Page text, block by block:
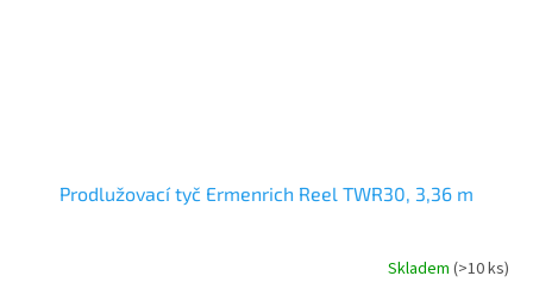
Prodlužovací tyč Ermenrich Reel TWR30, 3,36 m
Skladem (>10 ks)